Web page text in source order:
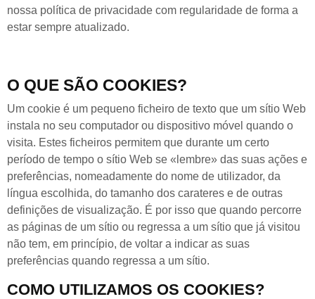
nossa política de privacidade com regularidade de forma a
estar sempre atualizado.
O QUE SÃO COOKIES?
Um cookie é um pequeno ficheiro de texto que um sítio Web
instala no seu computador ou dispositivo móvel quando o
visita. Estes ficheiros permitem que durante um certo
período de tempo o sítio Web se «lembre» das suas ações e
preferências, nomeadamente do nome de utilizador, da
língua escolhida, do tamanho dos carateres e de outras
definições de visualização. É por isso que quando percorre
as páginas de um sítio ou regressa a um sítio que já visitou
não tem, em princípio, de voltar a indicar as suas
preferências quando regressa a um sítio.
COMO UTILIZAMOS OS COOKIES?